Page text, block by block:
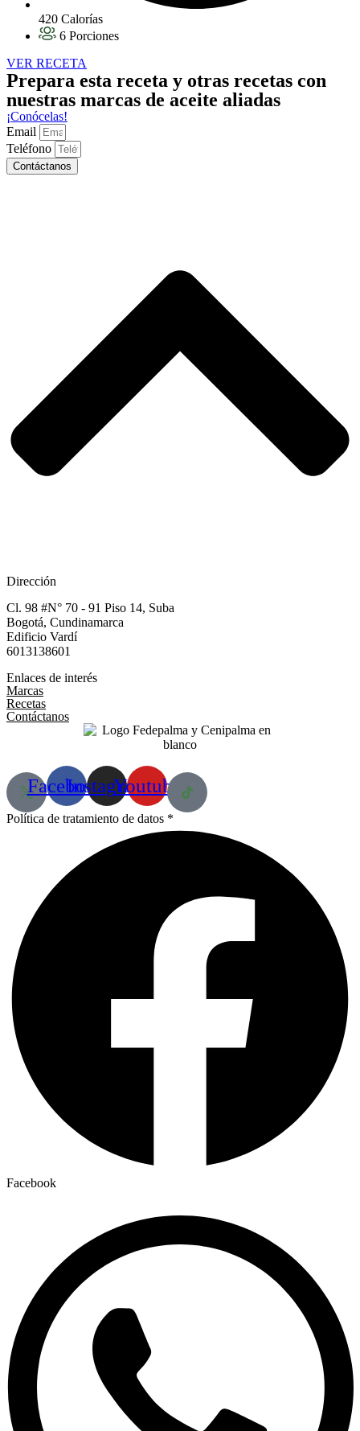
420 Calorías
6 Porciones
VER RECETA
Prepara esta receta y otras recetas con
nuestras marcas de aceite aliadas
¡Conócelas!
Email
Teléfono
Contáctanos
Dirección
Cl. 98 #N° 70 - 91 Piso 14, Suba
Bogotá, Cundinamarca​
Edificio Vardí​
6013138601
Enlaces de interés
Marcas
Recetas
Contáctanos
FacebookInstagram
Youtube
Política de tratamiento de datos *
Facebook